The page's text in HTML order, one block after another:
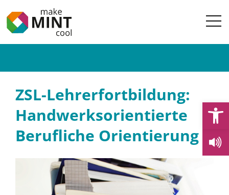
ZSL-Lehrerfortbildung:
Handwerksorientierte
Berufliche Orientierung